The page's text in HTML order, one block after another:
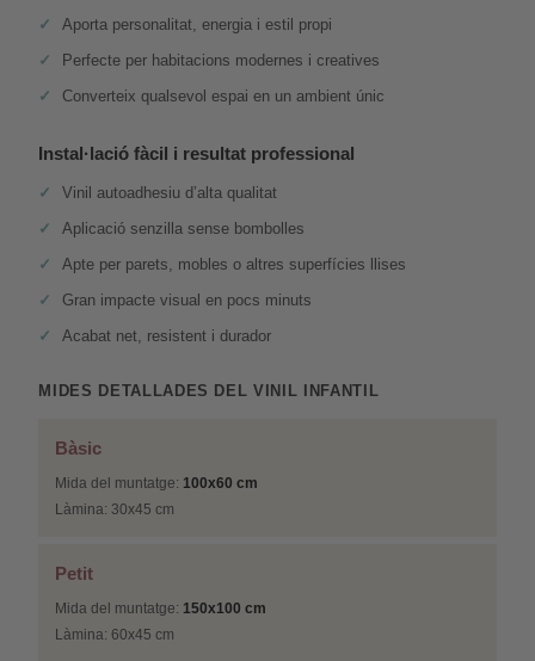
Aporta personalitat, energia i estil propi
Perfecte per habitacions modernes i creatives
Converteix qualsevol espai en un ambient únic
Instal·lació fàcil i resultat professional
Vinil autoadhesiu d’alta qualitat
Aplicació senzilla sense bombolles
Apte per parets, mobles o altres superfícies llises
Gran impacte visual en pocs minuts
Acabat net, resistent i durador
MIDES DETALLADES DEL VINIL INFANTIL
Bàsic
Mida del muntatge: 100x60 cm
Làmina: 30x45 cm
Petit
Mida del muntatge: 150x100 cm
Làmina: 60x45 cm